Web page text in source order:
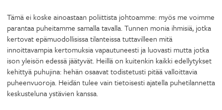
Tämä ei koske ainoastaan poliittista johtoamme: myös me voimme
parantaa puheitamme samalla tavalla. Tunnen monia ihmisiä, jotka
kertovat epämuodollisissa tilanteissa tuttavilleen mitä
innoittavampia kertomuksia vapautuneesti ja luovasti mutta jotka
ison yleisön edessä jäätyvät. Heillä on kuitenkin kaikki edellytykset
kehittyä puhujina: hehän osaavat todistetusti pitää valloittavia
puheenvuoroja. Heidän tulee vain tietoisesti ajatella puhetilannetta
keskusteluna ystävien kanssa.